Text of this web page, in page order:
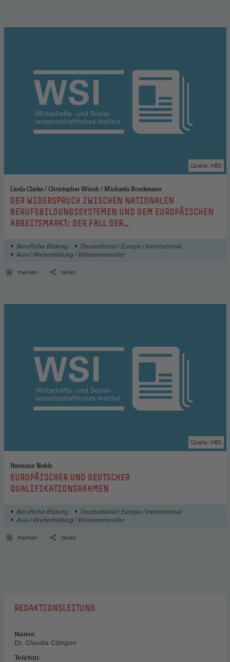
Linda Clarke / Christopher Winch / Michaela Brockmann
:DER WIDERSPRUCH ZWISCHEN NATIONALEN
BERUFSBILDUNGSSYSTEMEN UND DEM EUROPÄISCHEN
ARBEITSMARKT: DER FALL DER
Quelle: HBS
Berufliche Bildung
Deutschland / Europa / International
Aus-/ Weiterbildung / Wissenstransfer
merken teilen
Hermann Nehls
:EUROPÄISCHER UND DEUTSCHER
QUALIFIKATIONSRAHMEN
Quelle: HBS
Berufliche Bildung
Deutschland / Europa / International
Aus-/ Weiterbildung / Wissenstransfer
merken teilen
REDAKTIONSLEITUNG
Name:
Dr. Claudia Czingon
Telefon: